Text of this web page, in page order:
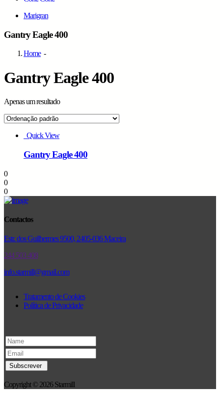
Marigran
Gantry Eagle 400
Home-
Gantry Eagle 400
Apenas um resultado
Grid
List
Quick View
Gantry Eagle 400
0
0
0
Contactos
Estr. dos Guilhermes 9500, 2405-036 Maceira
244 503 408
info.starmill@gmail.com
Tratamento de Cookies
Política de Privacidade
Copyright © 2026 Starmill